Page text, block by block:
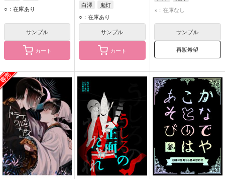
○：在庫あり
サンプル
カート
白澤
鬼灯
○：在庫あり
サンプル
カート
×：在庫なし
サンプル
再販希望